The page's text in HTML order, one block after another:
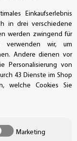
201-28-98-10
28-98-17
Einkaufserlebnis
in drei verschiedene
werden zwingend für
verwenden wir, um
Andere dienen vor
Personalisierung von
43 Dienste im Shop
welche Cookies Sie
Marketing